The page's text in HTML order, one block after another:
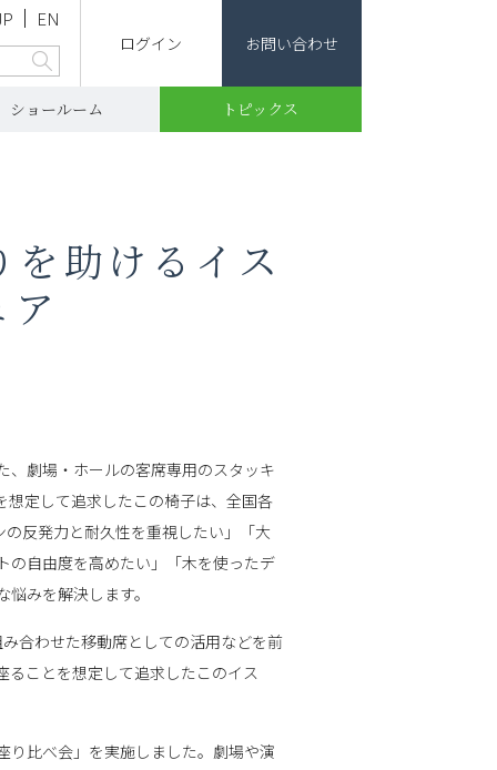
ログイン お問い合わせ
EN
ショールーム トピックス
助けるイス
、劇場・ホールの客席専用のスタッキ
想定して追求したこの椅子は、全国各
反発力と耐久性を重視したい」「大
の自由度を高めたい」「木を使ったデ
みを解決します。
合わせた移動席としての活用などを前
ことを想定して追求したこのイス
り比べ会」を実施しました。劇場や演